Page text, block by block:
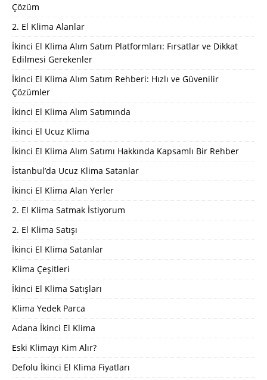
Çözüm
2. El Klima Alanlar
İkinci El Klima Alım Satım Platformları: Fırsatlar ve Dikkat
Edilmesi Gerekenler
İkinci El Klima Alım Satım Rehberi: Hızlı ve Güvenilir
Çözümler
İkinci El Klima Alım Satımında
İkinci El Ucuz Klima
İkinci El Klima Alım Satımı Hakkında Kapsamlı Bir Rehber
İstanbul’da Ucuz Klima Satanlar
İkinci El Klima Alan Yerler
2. El Klima Satmak İstiyorum
2. El Klima Satışı
İkinci El Klima Satanlar
Klima Çeşitleri
İkinci El Klima Satışları
Klima Yedek Parca
Adana İkinci El Klima
Eski Klimayı Kim Alır?
Defolu İkinci El Klima Fiyatları